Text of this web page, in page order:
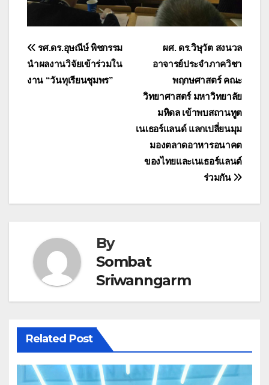
แนะแนว
เรื่อง
ผศ. ดร.วิษุวัต สงนวล
อาจารย์ประจำภาควิชา
พฤกษศาสตร์ คณะ
วิทยาศาสตร์ มหาวิทยาลัย
มหิดล เข้าพบสถานทูต
เนเธอร์แลนด์ แลกเปลี่ยนมุม
มองตลาดอาหารอนาคต
ของไทยและเนเธอร์แลนด์
ร่วมกัน
รศ.ดร.อุษณีษ์ พิชกรรม
นำผลงานวิจัยเข้าร่วมใน
งาน “วันทุเรียนชุมพร”
By
Sombat
Sriwanngarm
Related Post